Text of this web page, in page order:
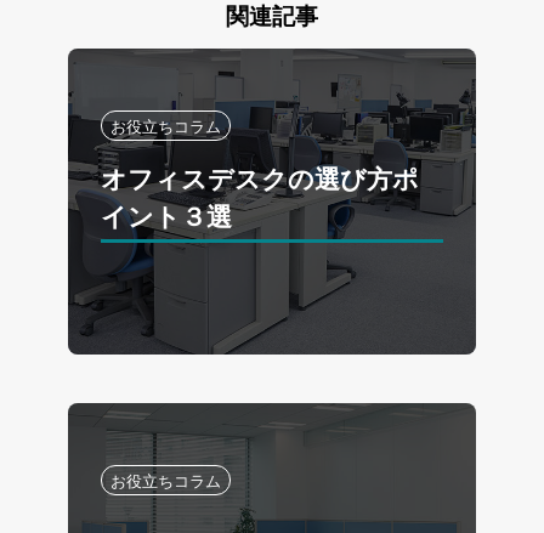
関連記事
オフィスデスクの選び方ポ
イント３選
お役立ちコラム
お役立ちコラム